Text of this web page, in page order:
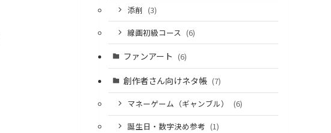
添削 (3)
線画初級コース (6)
ファンアート (6)
創作者さん向けネタ帳 (7)
マネーゲーム（ギャンブル）
(6)
誕生日・数字決め参考 (1)